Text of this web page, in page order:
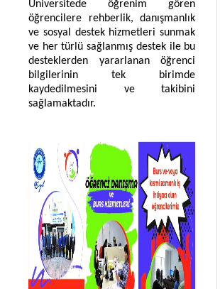
Üniversitede öğrenim gören
öğrencilere rehberlik, danışmanlık
ve sosyal destek hizmetleri sunmak
ve her türlü sağlanmış destek ile bu
desteklerden yararlanan öğrenci
bilgilerinin tek birimde
kaydedilmesini ve takibini
sağlamaktadır.